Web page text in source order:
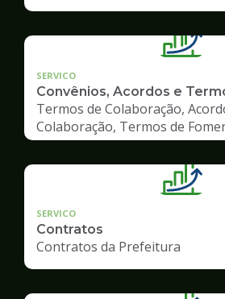
SERVICO
Convênios, Acordos e
Termos de Colaboração,
Colaboração, Termos de
SERVICO
Contratos
Contratos da Prefeitura